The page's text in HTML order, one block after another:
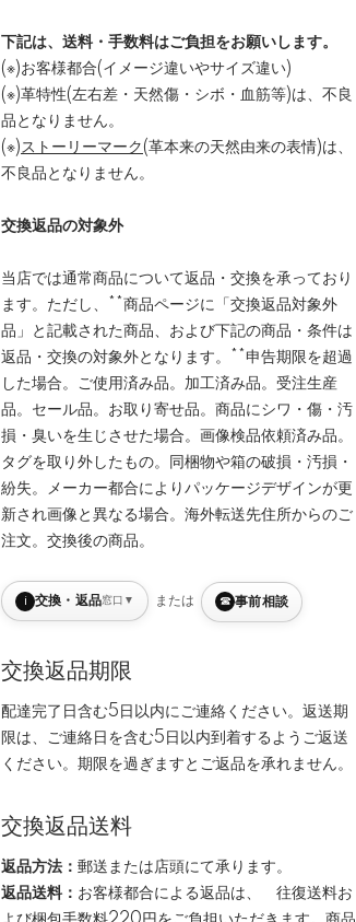
下記は、送料・手数料はご負担をお願いします。
(※)お客様都合(イメージ違いやサイズ違い)
(※)革特性(左右差・天然傷・シボ・血筋等)は、不良
品となりません。
(※)ストーリーマーク(革本来の天然由来の表情)は、
不良品となりません。
交換返品の対象外
当店では通常商品について返品・交換を承っており
ます。ただし、**商品ページに「交換返品対象外
品」と記載された商品、および下記の商品・条件は
返品・交換の対象外となります。**申告期限を超過
した場合。ご使用済み品。加工済み品。受注生産
品。セール品。お取り寄せ品。商品にシワ・傷・汚
損・臭いを生じさせた場合。画像検品依頼済み品。
タグを取り外したもの。同梱物や箱の破損・汚損・
紛失。メーカー都合によりパッケージデザインが更
新され画像と異なる場合。海外転送先住所からのご
注文。交換後の商品。
i 交換・返品窓口 ▼ または ☎ 事前相談
交換返品期限
配達完了日含む5日以内にご連絡ください。返送期
限は、ご連絡日を含む5日以内到着するようご返送
ください。期限を過ぎますとご返品を承れません。
交換返品送料
返品方法： 郵送または店頭にて承ります。
返品送料： お客様都合による返品は、 往復送料お